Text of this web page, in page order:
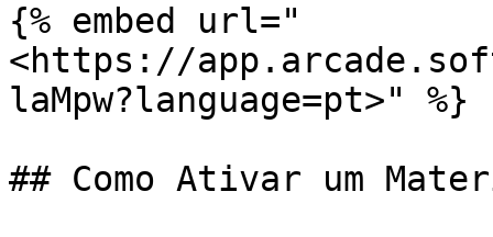
{% embed url="
<https://
laMpw?language=pt>" %}
## Como Ativar um